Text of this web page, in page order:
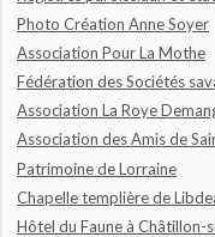
Photo Création Anne Soyer
Association Pour La Mothe
Fédération des Sociétés
Association La Roye
Association des Amis de
Patrimoine de Lorraine
Chapelle templière de
Hôtel du Faune à Châtillon-